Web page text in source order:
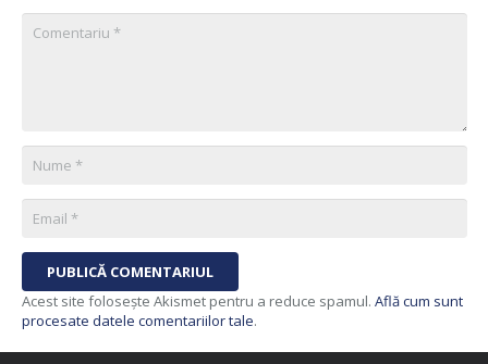
PUBLICĂ COMENTARIUL
Acest site folosește Akismet pentru a reduce spamul. Află cum sunt
procesate datele comentariilor tale.